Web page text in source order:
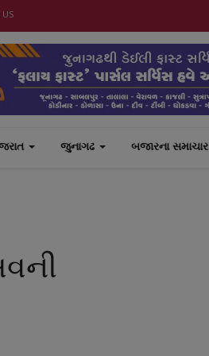
જુનાગઢ બજારના સમાચાર